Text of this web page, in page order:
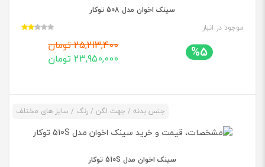
سینک اخوان مدل 508 توکار
موجود در انبار
%5
25,213,400 تومان
23,950,000 تومان
جنس بدنه / جهت لگن / رنگ / سایز های مختلف
سینک اخوان مدل 510S توکار